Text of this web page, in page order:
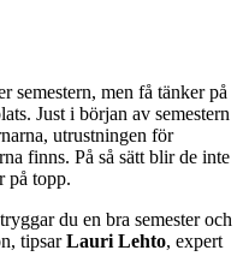
semestern, men få tänker på
Just i början av semestern
utrustningen för
finns. På så sätt blir de inte
på topp.
du en bra semester och
tipsarLauri Lehto, expert